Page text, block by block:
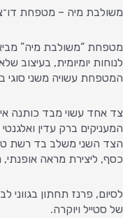
משולבת מיה – מטפחת
מטפחת “משולבת מיה”
לנוחות יומיומית, בעיצוב
המטפחת עשויה משני סוגי
צד אחד עשוי מבד כותנה
המעניקים ברק עדין
הצד השני משלב בד רשת
כסף, ליצירת מראה אופנתי,
לסיום, פרנז תחתון בגווני
של סטייל ויוקרה.